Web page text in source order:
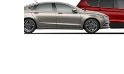
crédito y débito:
muchas?